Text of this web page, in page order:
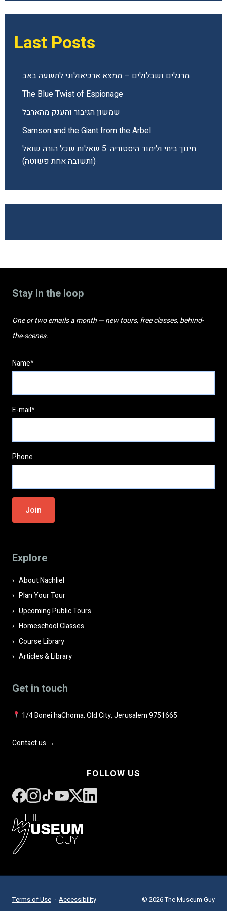
Last Posts
מרגלים ושבלולים – ממצא ארכיאולוגי לתשעה באב
The Blue Twist of Espionage
שמשון הגיבור והענק מהארבל
Samson and the Giant from the Arbel
חינוך ביתי ולימוד היסטוריה: 5 שאלות שכל הורה שואל
(ותשובה אחת פשוטה)
Stay in the loop
One or two emails a month — new tours, free classes, behind-
the-scenes.
Name*
E-mail*
Phone
Please
leave
empty.
Explore
About Nachliel
Plan Your Tour
Upcoming Public Tours
Homeschool Classes
Course Library
Articles & Library
Get in touch
1/4 Bonei haChoma, Old City, Jerusalem 9751665
Contact us →
FOLLOW US
Terms of Use · Accessibility
© 2026 The Museum Guy